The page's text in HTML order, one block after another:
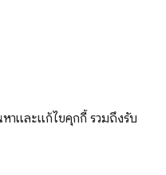
าและแก้ไขคุกกี้ รวมถึงรับ